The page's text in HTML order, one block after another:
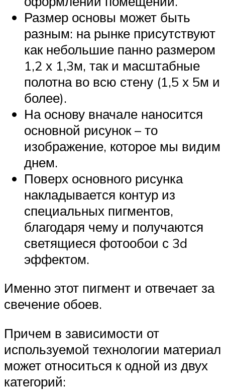
Размер основы может быть
разным: на рынке присутствуют
как небольшие панно размером
1,2 х 1,3м, так и масштабные
полотна во всю стену (1,5 х 5м и
более).
На основу вначале наносится
основной рисунок – то
изображение, которое мы видим
днем.
Поверх основного рисунка
накладывается контур из
специальных пигментов,
благодаря чему и получаются
светящиеся фотообои с 3d
эффектом.
Именно этот пигмент и отвечает за
свечение обоев.
Причем в зависимости от
используемой технологии материал
может относиться к одной из двух
категорий: